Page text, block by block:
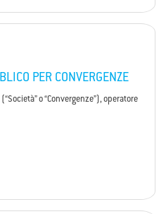
PER CONVERGENZE
o “Convergenze”), operatore